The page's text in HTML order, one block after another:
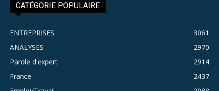
CATÉGORIE POPULAIRE
ENTREPRISES
3061
ANALYSES
2970
Parole d'expert
2914
France
2437